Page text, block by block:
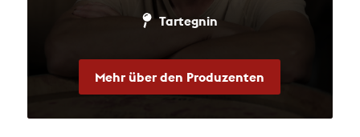
Tartegnin
Mehr über den Produzenten